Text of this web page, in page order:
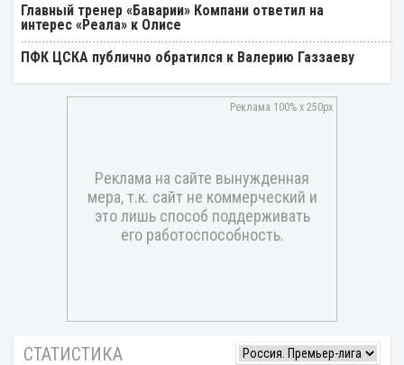
Главный тренер «Баварии» Компани ответил на
интерес «Реала» к Олисе
ПФК ЦСКА публично обратился к Валерию Газзаеву